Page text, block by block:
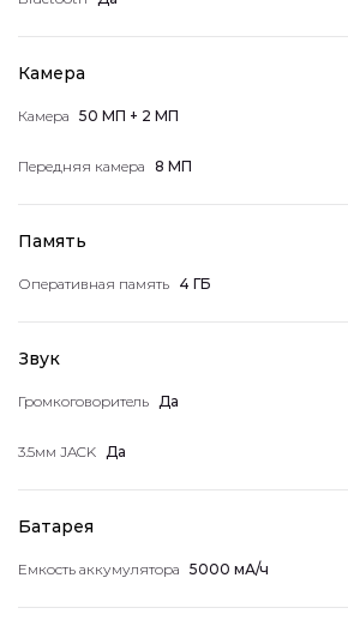
Камера
Камера 50 МП + 2 МП
Передняя камера 8 МП
Память
Оперативная память 4 ГБ
Звук
Громкоговоритель Да
3.5мм JACK Да
Батарея
Емкость аккумулятора 5000 мА/ч